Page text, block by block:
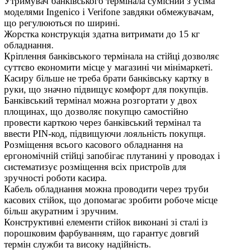
моделями Ingenico і Verifone завдяки обмежувачам,
що регулюються по ширині.
Жорстка конструкція здатна витримати до 15 кг
обладнання.
Кріплення банківського термінала на стійці дозволяє
суттєво економити місце у магазині чи мінімаркеті.
Касиру більше не треба брати банківську картку в
руки, що значно підвищує комфорт для покупців.
Банківський термінал можна розгортати у двох
площинах, що дозволяє покупцю самостійно
провести карткою через банківський термінал та
ввести PIN-код, підвищуючи лояльність покупця.
Розміщення всього касового обладнання на
ергономічній стійці запобігає плутанині у проводах і
систематизує розміщення всіх пристроїв для
зручності роботи касира.
Кабель обладнання можна проводити через труби
касових стійок, що допомагає зробити робоче місце
більш акуратним і зручним.
Конструктивні елементи стійок виконані зі сталі із
порошковим фарбуванням, що гарантує довгий
термін служби та високу надійність.